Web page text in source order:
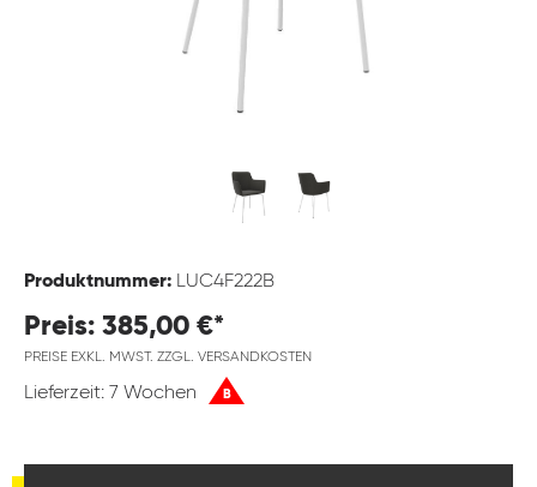
Produktnummer: LUC4F222B
Preis: 385,00 €*
PREISE EXKL. MWST. ZZGL. VERSANDKOSTEN
Lieferzeit: 7 Wochen B